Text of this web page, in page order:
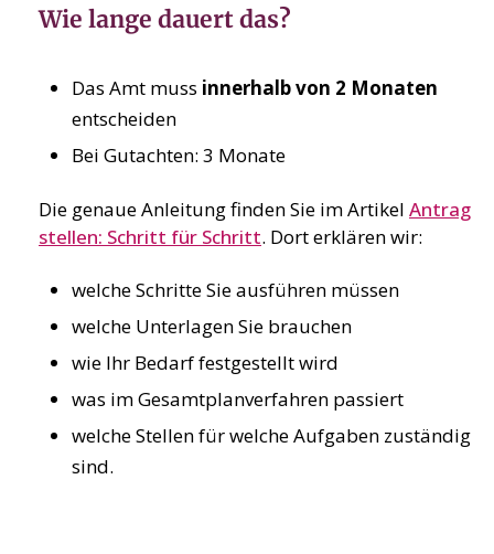
Wie lange dauert das?
Das Amt muss innerhalb von 2 Monaten
entscheiden
Bei Gutachten: 3 Monate
Die genaue Anleitung finden Sie im Artikel Antrag
stellen: Schritt für Schritt. Dort erklären wir:
welche Schritte Sie ausführen müssen
welche Unterlagen Sie brauchen
wie Ihr Bedarf festgestellt wird
was im Gesamtplanverfahren passiert
welche Stellen für welche Aufgaben zuständig
sind.